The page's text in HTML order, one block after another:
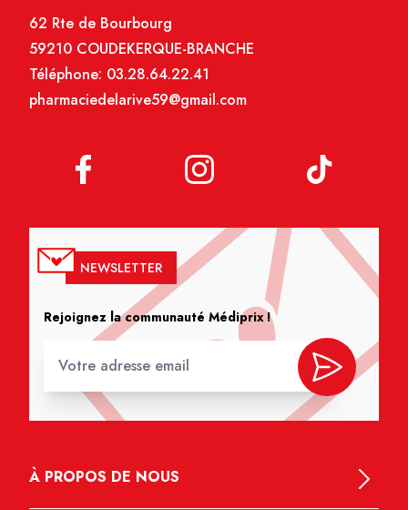
62 Rte de Bourbourg
59210 COUDEKERQUE-BRANCHE
Téléphone: 03.28.64.22.41
pharmaciedelarive59@gmail.com
NEWSLETTER
Rejoignez la communauté Médiprix !
À PROPOS DE NOUS